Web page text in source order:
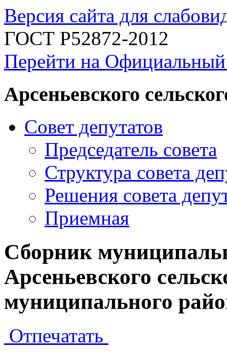
Версия сайта для
ГОСТ Р52872-2012
Перейти на
Арсеньевского
Совет депутатов
Председатель совета
Структура совета
Решения совета
Приемная
Сборник
Арсеньевского
муниципального
Отпечатать